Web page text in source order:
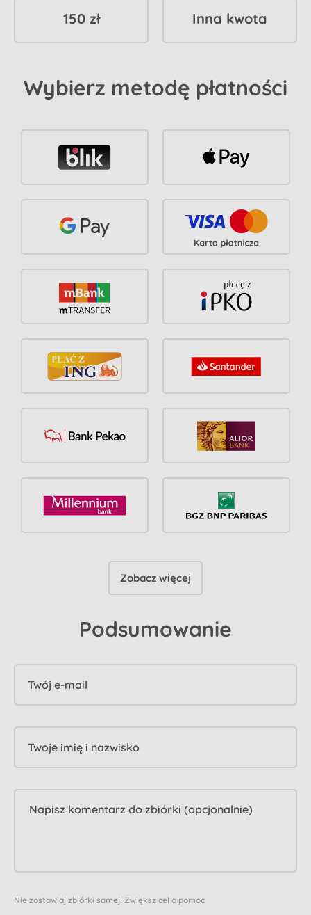
150 zł Inna kwota
Wybierz metodę płatności
Zobacz więcej
Podsumowanie
Twój e-mail
Twoje imię i nazwisko
Nie zostawiaj zbiórki samej. Zwiększ cel o pomoc